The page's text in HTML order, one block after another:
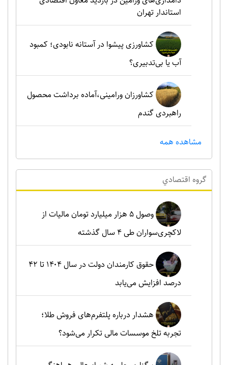
استاندار تهران
کشاورزی پیشوا در آستانه نابودی؛ کمبود
آب یا بی‌تدبیری؟
کشاورزان ورامینی،آماده برداشت محصول
راهبردی گندم
مشاهده همه
گروه اقتصادي
وصول ۵ هزار میلیارد تومان مالیات از
لاکچری‌سواران طی ۴ سال گذشته
حقوق کارمندان دولت در سال ۱۴۰۴ تا ۴۲
درصد افزایش می‌یابد
هشدار درباره پلتفرم‌های فروش طلا؛
تجربه تلخ موسسات مالی تکرار می‌شود؟